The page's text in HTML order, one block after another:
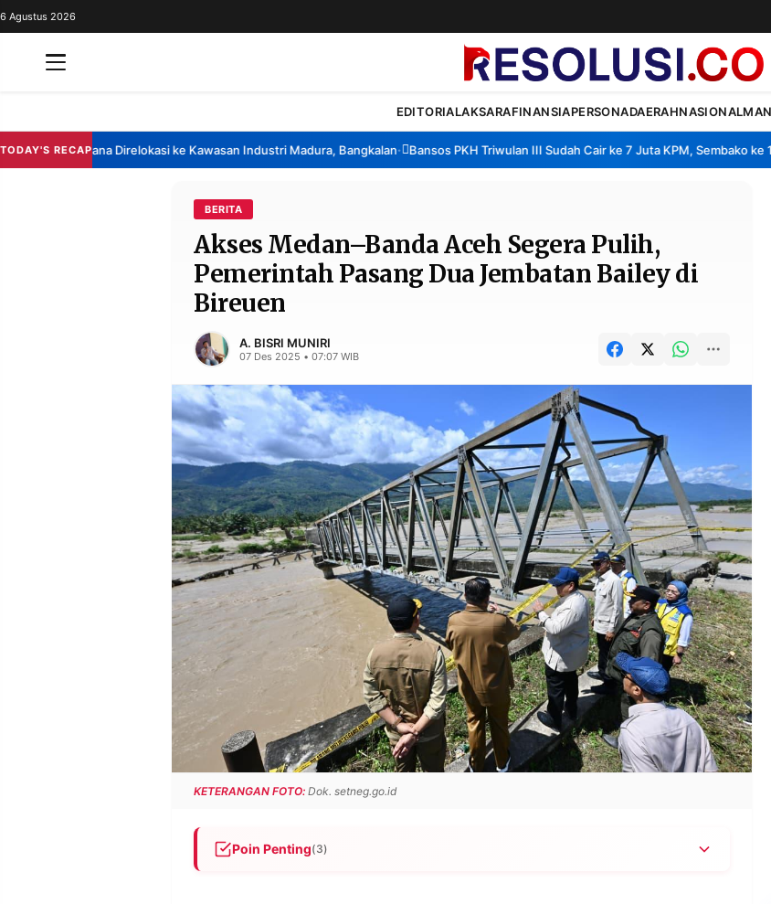
REDAKSI
BERITA
WARGA
SERVICE
6 Agustus 2026
EDITORIALAKSARAFINANSIAPERSONADAERAHNASIONAL
TODAY'S RECAP
Berencana Direlokasi ke Kawasan Industri Madura, Bangkalan• Bansos PKH Triwulan III Sudah Cair ke 7 Juta KPM, Sembako ke 12
BERITA
Akses Medan–Banda Aceh Segera Pulih,
Pemerintah Pasang Dua Jembatan Bailey di
Bireuen
A. BISRI MUNIRI
07 Des 2025 • 07:07 WIB
KETERANGAN FOTO: Dok. setneg.go.id
Poin Penting(3)